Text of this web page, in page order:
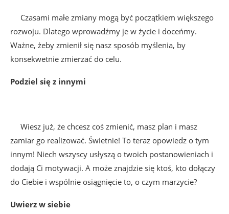
Czasami małe zmiany mogą być początkiem większego
rozwoju. Dlatego wprowadźmy je w życie i doceńmy.
Ważne, żeby zmienił się nasz sposób myślenia, by
konsekwetnie zmierzać do celu.
Podziel się z innymi
Wiesz już, że chcesz coś zmienić, masz plan i masz
zamiar go realizować. Świetnie! To teraz opowiedz o tym
innym! Niech wszyscy usłyszą o twoich postanowieniach i
dodają Ci motywacji. A może znajdzie się ktoś, kto dołączy
do Ciebie i wspólnie osiągnięcie to, o czym marzycie?
Uwierz w siebie